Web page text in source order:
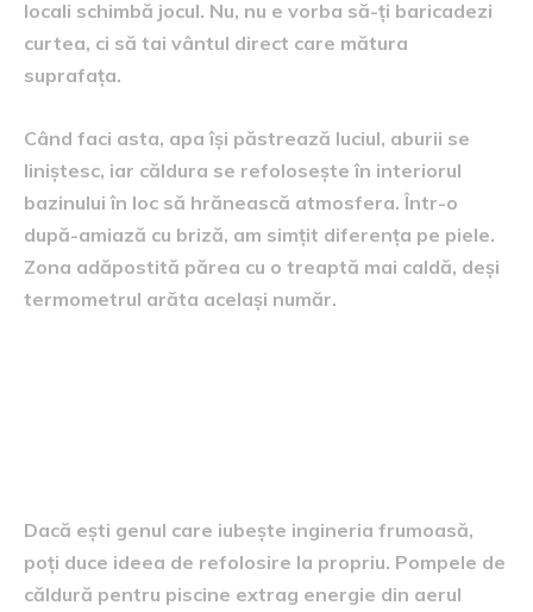
locali schimbă jocul. Nu, nu e vorba să-ți baricadezi
curtea, ci să tai vântul direct care mătura
suprafața.
Când faci asta, apa își păstrează luciul, aburii se
liniștesc, iar căldura se refolosește în interiorul
bazinului în loc să hrănească atmosfera. Într-o
după-amiază cu briză, am simțit diferența pe piele.
Zona adăpostită părea cu o treaptă mai caldă, deși
termometrul arăta același număr.
Dacă ești genul care iubește ingineria frumoasă,
poți duce ideea de refolosire la propriu. Pompele de
căldură pentru piscine extrag energie din aerul